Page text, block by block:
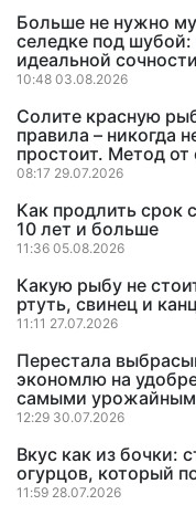
Больше не нужно
селедке под шубой:
идеальной сочности
10:48 03.08.2026
Солите красную
правила – никогда
простоит. Метод от
08:17 29.07.2026
Как продлить срок
10 лет и больше
11:36 05.08.2026
Какую рыбу не
ртуть, свинец и
11:11 27.07.2026
Перестала
экономлю на
самыми
12:29 30.07.2026
Вкус как из бочки:
огурцов, который
11:59 28.07.2026